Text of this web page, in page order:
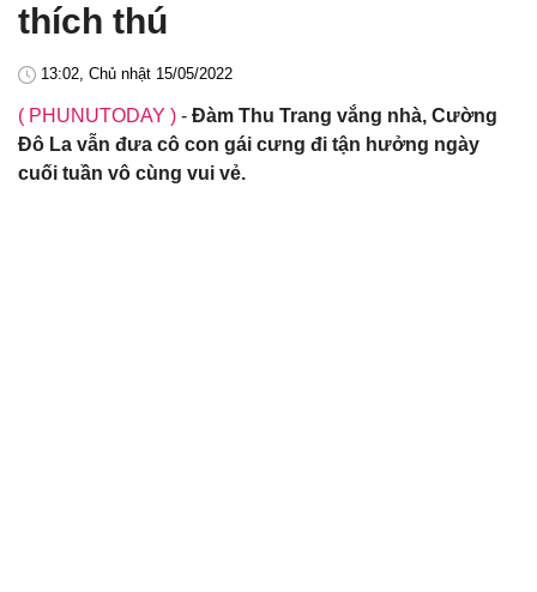
thích thú
13:02, Chủ nhật 15/05/2022
( PHUNUTODAY ) - Đàm Thu Trang vắng nhà, Cường
Đô La vẫn đưa cô con gái cưng đi tận hưởng ngày
cuối tuần vô cùng vui vẻ.